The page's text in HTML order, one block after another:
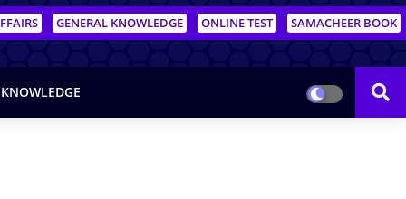
GENERAL KNOWLEDGE ONLINE TEST SAMACHEER BOOK